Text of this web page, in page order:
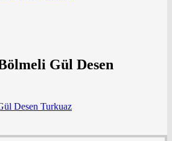
Gül Desen
Desen Turkuaz